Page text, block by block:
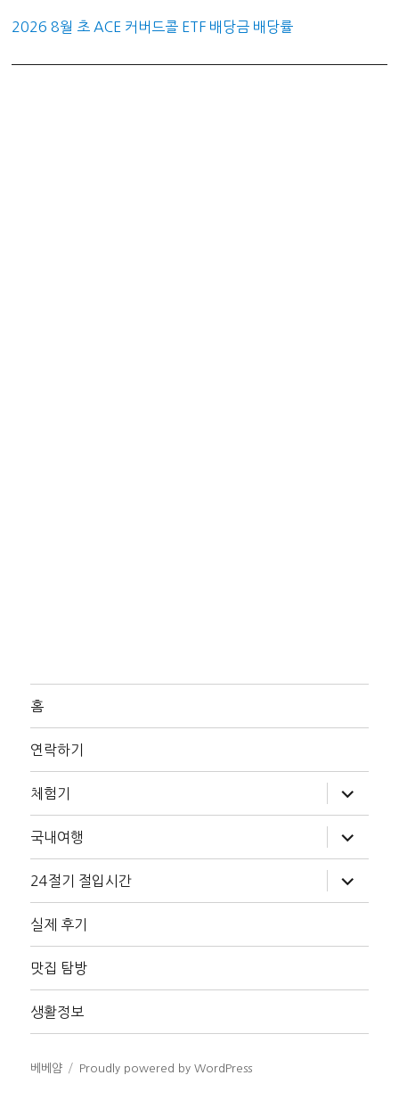
2026 8월 초 ACE 커버드콜 ETF 배당금 배당률
홈
연락하기
체험기
위
메
확
장
국내여행
위
메
확
장
24절기 절입시간
위
메
장
실제 후기
맛집 탐방
생활정보
베베얌 Proudly powered by WordPress